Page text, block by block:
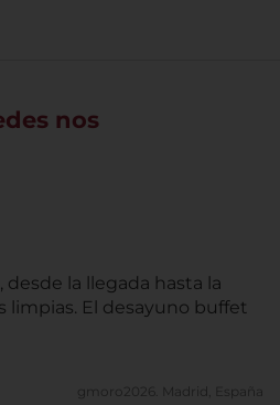
nos
la llegada hasta la
limpias. El desayuno buffet
gmoro2026.
Madrid, España